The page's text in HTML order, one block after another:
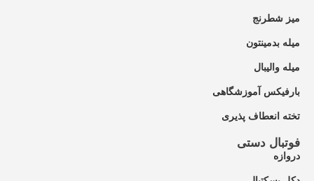
میز شطرنج
میله بدمینتون
میله والیبال
بارفیکس آموزشگاهی
تخته انعطاف پذیری
فوتبال دستی
دروازه